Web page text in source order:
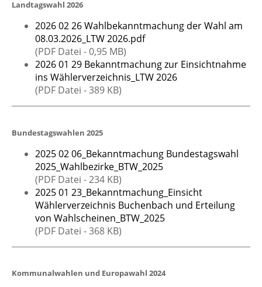
Landtagswahl 2026
2026 02 26 Wahlbekanntmachung der Wahl am
08.03.2026_LTW 2026.pdf
(PDF Datei - 0,95 MB)
2026 01 29 Bekanntmachung zur Einsichtnahme
ins Wählerverzeichnis_LTW 2026
(PDF Datei - 389 KB)
Bundestagswahlen 2025
2025 02 06_Bekanntmachung Bundestagswahl
2025_Wahlbezirke_BTW_2025
(PDF Datei - 234 KB)
2025 01 23_Bekanntmachung_Einsicht
Wählerverzeichnis Buchenbach und Erteilung
von Wahlscheinen_BTW_2025
(PDF Datei - 368 KB)
Kommunalwahlen und Europawahl 2024